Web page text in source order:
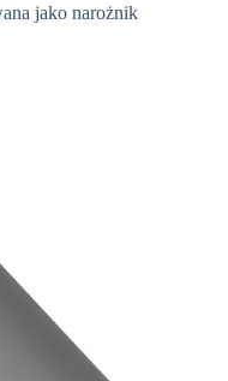
jako narożnik